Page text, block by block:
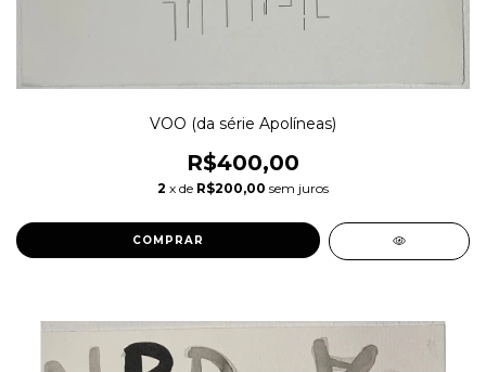
VOO (da série Apolíneas)
R$400,00
2 x de R$200,00 sem juros